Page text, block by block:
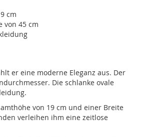
cm
von 45 cm
er eine moderne Eleganz aus. Der
Die schlanke ovale
von 19 cm und einer Breite
verleihen ihm eine zeitlose